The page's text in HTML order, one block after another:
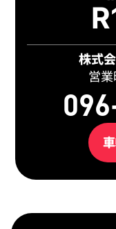
株式
営